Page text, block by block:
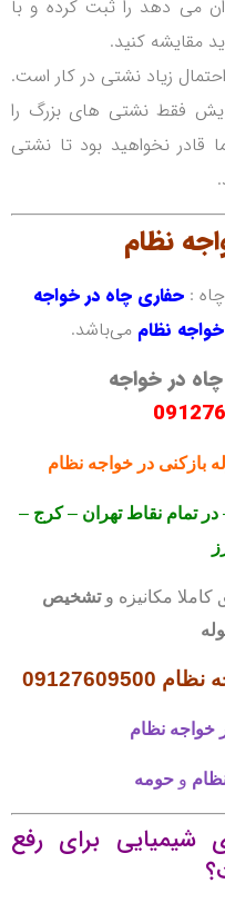
ن‌ان می دهد را ثبت کرده و با
زیاد نشتی در کار است.
فقط نشتی های بزرگ را
نخواهید بود تا نشتی
نظام
:حفاری چاه در خواجه
نظام می‌باشد.
در خواجه
بازکنی در خواجه نظام
در تمام نقاط تهران –کرج –
کاملا مکانیزه وتشخیص
نظام 09127609500
خواجه نظام
و حومه
شیمیایی برای رفع